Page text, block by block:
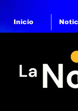
Inicio